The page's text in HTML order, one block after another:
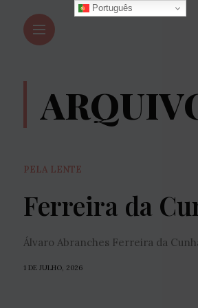
PELA LENTE
Ferreira da
Álvaro Abranches Ferreira da
1 DE JULHO, 2026
Português